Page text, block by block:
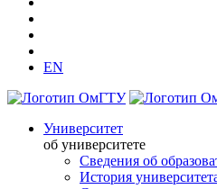
EN
Университет
об университете
Сведения об
История